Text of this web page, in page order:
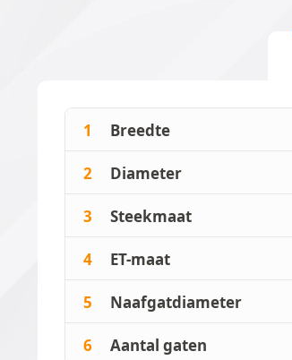
1 Breedte
2 Diameter
3 Steekmaat
4 ET-maat
5 Naafgatdiameter
6 Aantal gaten